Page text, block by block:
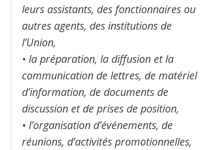
leurs assistants, des fonctionnaires ou
autres agents, des institutions de
l’Union,
• la préparation, la diffusion et la
communication de lettres, de matériel
d’information, de documents de
discussion et de prises de position,
• l’organisation d’événements, de
réunions, d’activités promotionnelles,